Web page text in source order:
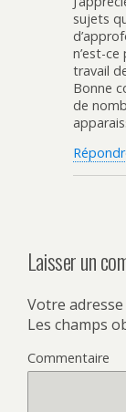
sujets
n’est-
travail
Bonne
de
Laisser un
Votre
Les champs
Commentaire